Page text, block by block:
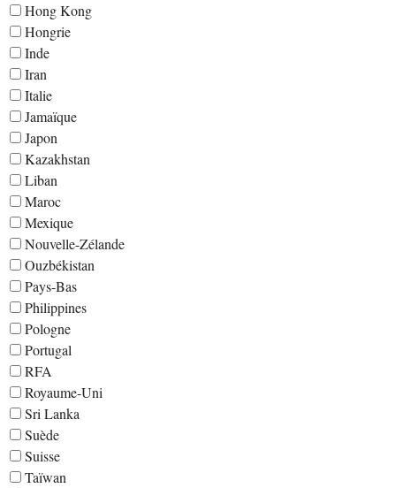
Hong Kong
Hongrie
Inde
Iran
Italie
Jamaïque
Japon
Kazakhstan
Liban
Maroc
Mexique
Nouvelle-Zélande
Ouzbékistan
Pays-Bas
Philippines
Pologne
Portugal
RFA
Royaume-Uni
Sri Lanka
Suède
Suisse
Taïwan